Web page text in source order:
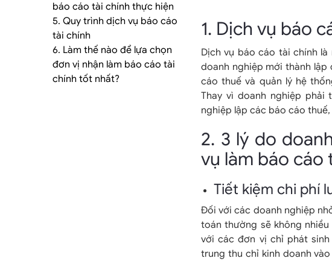
báo cáo tài chính thực hiện
5. Quy trình dịch vụ báo cáo
tài chính
6. Làm thế nào để lựa chọn
đơn vị nhận làm báo cáo tài
chính tốt nhất?
1. Dịch vụ báo
Dịch vụ báo cáo tài chính
doanh nghiệp mới thành
cáo thuế và quản lý hệ
Thay vì doanh nghiệp
nghiệp lập các báo cáo
2. 3 lý do
vụ làm báo cáo
Tiết kiệm chi phí
Đối với các doanh nghiệp
toán thường sẽ không
với các đơn vị chỉ phát
trung thu chỉ kinh doanh